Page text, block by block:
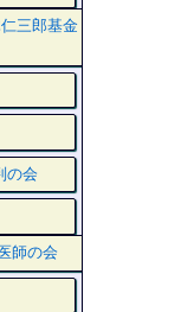
三郎基金
の会
師の会